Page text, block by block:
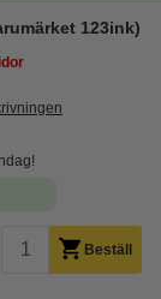
123ink)
Beställ